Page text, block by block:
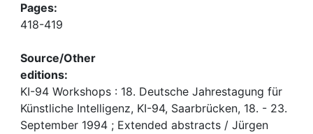
Pages:
418-419
Source/Other
editions:
KI-94 Workshops : 18. Deutsche Jahrestagung für
Künstliche Intelligenz, KI-94, Saarbrücken, 18. - 23.
September 1994 ; Extended abstracts / Jürgen